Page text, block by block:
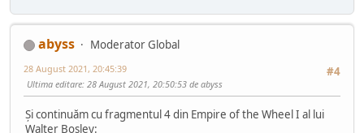
abyss
Moderator Global
#4
28 August 2021, 20:45:39
Ultima editare: 28 August 2021, 20:50:53 de abyss
Și continuăm cu fragmentul 4 din Empire of the Wheel I al lui
Walter Bosley: